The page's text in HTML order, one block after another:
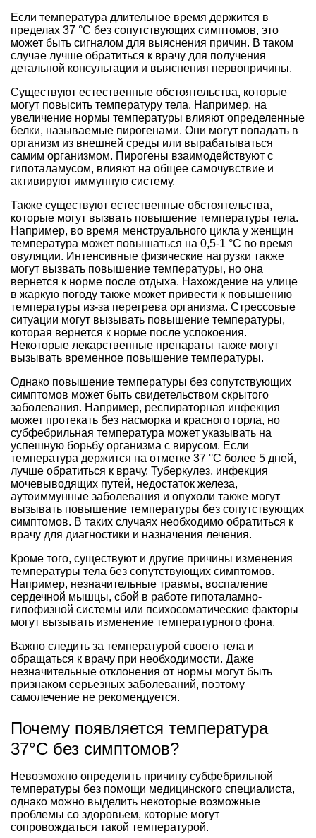
Если температура длительное время держится в
пределах 37 °C без сопутствующих симптомов, это
может быть сигналом для выяснения причин. В таком
случае лучше обратиться к врачу для получения
детальной консультации и выяснения первопричины.
Существуют естественные обстоятельства, которые
могут повысить температуру тела. Например, на
увеличение нормы температуры влияют определенные
белки, называемые пирогенами. Они могут попадать в
организм из внешней среды или вырабатываться
самим организмом. Пирогены взаимодействуют с
гипоталамусом, влияют на общее самочувствие и
активируют иммунную систему.
Также существуют естественные обстоятельства,
которые могут вызвать повышение температуры тела.
Например, во время менструального цикла у женщин
температура может повышаться на 0,5-1 °C во время
овуляции. Интенсивные физические нагрузки также
могут вызвать повышение температуры, но она
вернется к норме после отдыха. Нахождение на улице
в жаркую погоду также может привести к повышению
температуры из-за перегрева организма. Стрессовые
ситуации могут вызывать повышение температуры,
которая вернется к норме после успокоения.
Некоторые лекарственные препараты также могут
вызывать временное повышение температуры.
Однако повышение температуры без сопутствующих
симптомов может быть свидетельством скрытого
заболевания. Например, респираторная инфекция
может протекать без насморка и красного горла, но
субфебрильная температура может указывать на
успешную борьбу организма с вирусом. Если
температура держится на отметке 37 °C более 5 дней,
лучше обратиться к врачу. Туберкулез, инфекция
мочевыводящих путей, недостаток железа,
аутоиммунные заболевания и опухоли также могут
вызывать повышение температуры без сопутствующих
симптомов. В таких случаях необходимо обратиться к
врачу для диагностики и назначения лечения.
Кроме того, существуют и другие причины изменения
температуры тела без сопутствующих симптомов.
Например, незначительные травмы, воспаление
сердечной мышцы, сбой в работе гипоталамно-
гипофизной системы или психосоматические факторы
могут вызывать изменение температурного фона.
Важно следить за температурой своего тела и
обращаться к врачу при необходимости. Даже
незначительные отклонения от нормы могут быть
признаком серьезных заболеваний, поэтому
самолечение не рекомендуется.
Почему появляется температура
37°С без симптомов?
Невозможно определить причину субфебрильной
температуры без помощи медицинского специалиста,
однако можно выделить некоторые возможные
проблемы со здоровьем, которые могут
сопровождаться такой температурой.